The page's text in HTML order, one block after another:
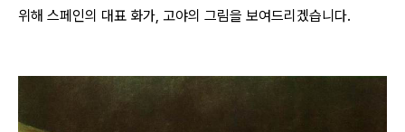
위해 스페인의 대표 화가, 고야의 그림을 보여드리겠습니다.